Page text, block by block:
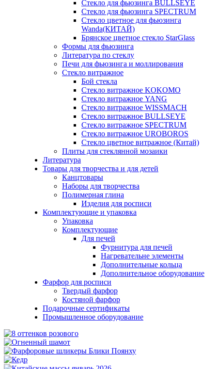
Стекло для фьюзинга BULLSEYE
Стекло для фьюзинга SPECTRUM
Стекло цветное для фьюзинга
Wanda(КИТАЙ)
Брянское цветное стекло StarGlass
Формы для фьюзинга
Литература по стеклу
Печи для фьюзинга и моллирования
Стекло витражное
Бой стекла
Стекло витражное KOKOMO
Стекло витражное YANG
Стекло витражное WISSMACH
Стекло витражное BULLSEYE
Стекло витражное SPECTRUM
Стекло витражное UROBOROS
Стекло цветное витражное (Китай)
Плиты для стеклянной мозаики
Литература
Товары для творчества и для детей
Канцтовары
Наборы для творчества
Полимерная глина
Изделия для росписи
Комплектующие и упаковка
Упаковка
Комплектующие
Для печей
Фурнитура для печей
Нагревательне элементы
Дополнительные кольца
Дополнительное оборудование
Фарфор для росписи
Твердый фарфор
Костяной фарфор
Подарочные сертификаты
Промышленное оборудование